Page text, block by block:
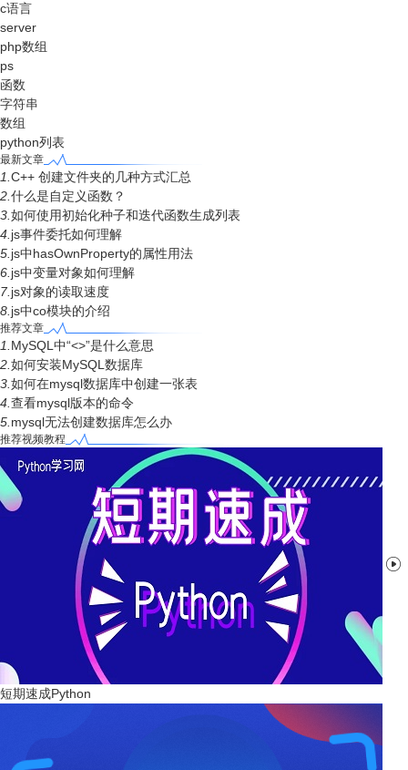
c语言
server
php数组
ps
函数
字符串
数组
python列表
最新文章
1. C++ 创建文件夹的几种方式汇总
2. 什么是自定义函数？
3. 如何使用初始化种子和迭代函数生成列表
4. js事件委托如何理解
5. js中hasOwnProperty的属性用法
6. js中变量对象如何理解
7. js对象的读取速度
8. js中co模块的介绍
推荐文章
1. MySQL中“<>”是什么意思
2. 如何安装MySQL数据库
3. 如何在mysql数据库中创建一张表
4. 查看mysql版本的命令
5. mysql无法创建数据库怎么办
推荐视频教程

短期速成Python